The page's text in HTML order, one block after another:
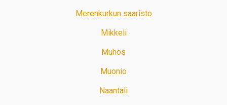
Merenkurkun saaristo
Mikkeli
Muhos
Muonio
Naantali